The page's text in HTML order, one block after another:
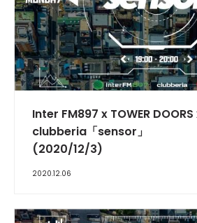
INTERVIEW
Inter FM897 x TOWER DOORS
clubberia「sensor」
(2020/12/3)
2020.12.06